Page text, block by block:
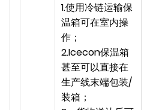
1.使用冷链运输保
温箱可在室内操
作；
2.Icecon保温箱
甚至可以直接在
生产线末端包装/
装箱；